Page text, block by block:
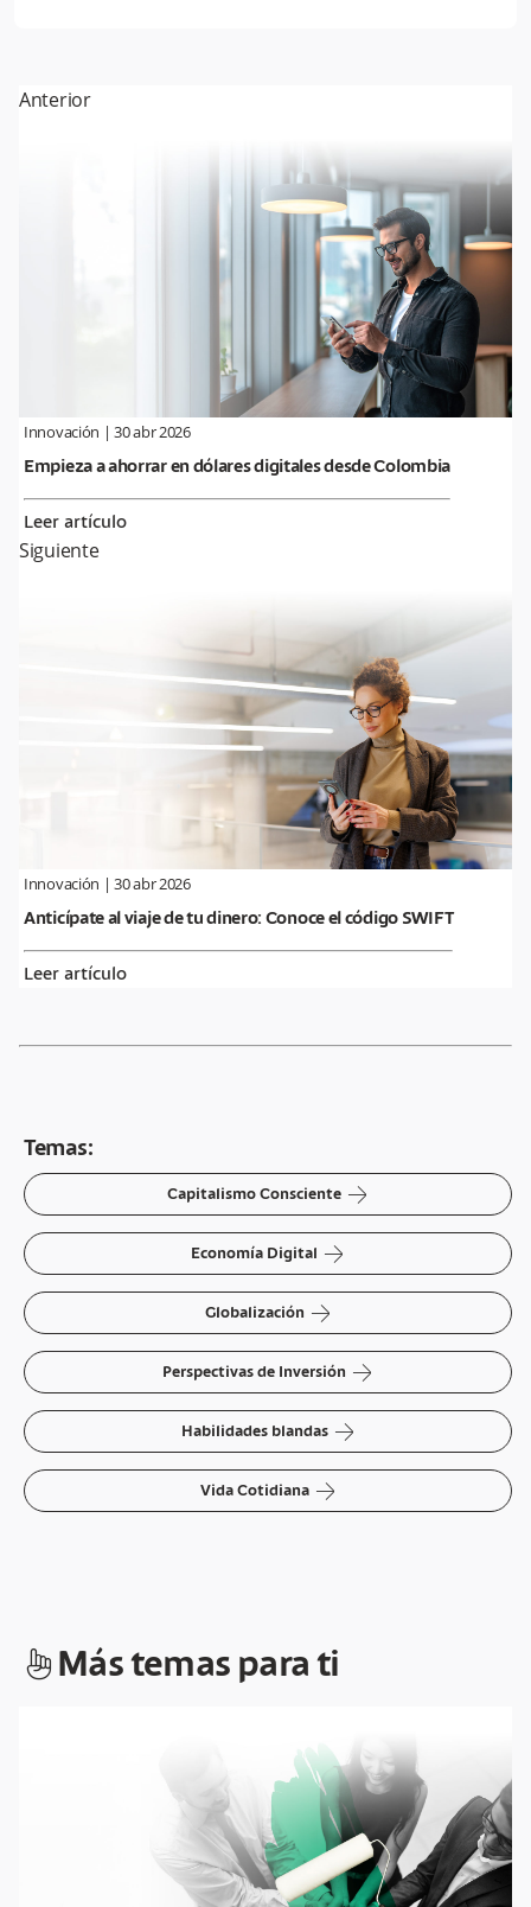
Anterior
Innovación |30 abr 2026
Empieza a ahorrar en dólares digitales desde Colombia
Leer artículo
Siguiente
Innovación |30 abr 2026
Anticípate al viaje de tu dinero: Conoce el código SWIFT
Leer artículo
Temas:
Capitalismo Consciente arrow-right
Economía Digital arrow-right
Globalización arrow-right
Perspectivas de Inversión arrow-right
Habilidades blandas arrow-right
Vida Cotidiana arrow-right
hand-index Más temas para ti